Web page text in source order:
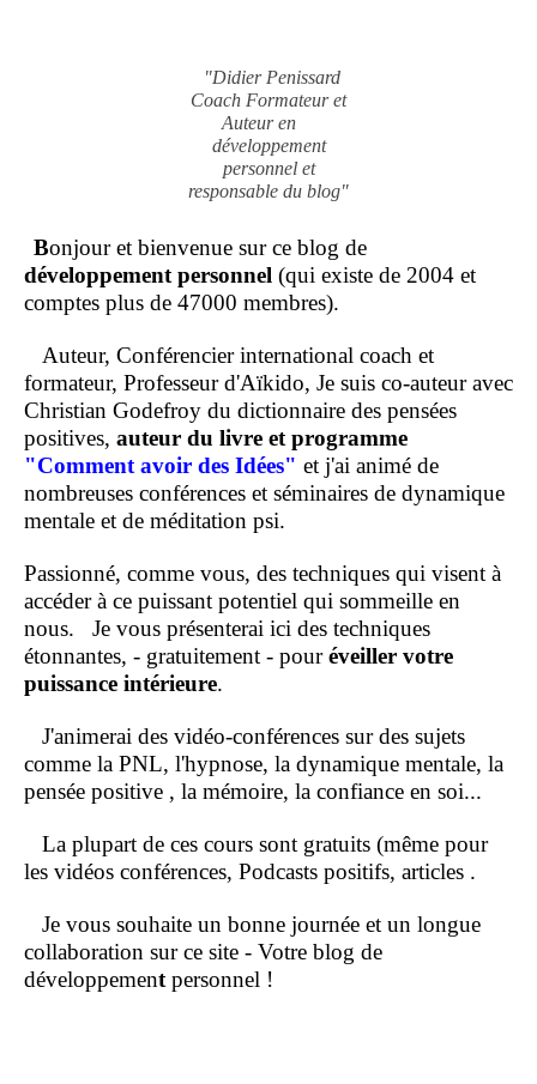
"Didier Penissard
Coach Formateur et
Auteur en
développement
personnel et
responsable du blog"
Bonjour et bienvenue sur ce blog de
développement personnel (qui existe de 2004 et
comptes plus de 47000 membres).
Auteur, Conférencier international coach et
formateur, Professeur d'Aïkido, Je suis co-auteur avec
Christian Godefroy du dictionnaire des pensées
positives, auteur du livre et programme
"Comment avoir des Idées" et j'ai animé de
nombreuses conférences et séminaires de dynamique
mentale et de méditation psi.
Passionné, comme vous, des techniques qui visent à
accéder à ce puissant potentiel qui sommeille en
nous. Je vous présenterai ici des techniques
étonnantes, - gratuitement - pouréveiller votre
puissance intérieure.
J'animerai des vidéo-conférences sur des sujets
comme la PNL, l'hypnose, la dynamique mentale, la
pensée positive , la mémoire, la confiance en soi...
La plupart de ces cours sont gratuits (même pour
les vidéos conférences, Podcasts positifs, articles .
Je vous souhaite un bonne journée et un longue
collaboration sur ce site - Votre blog de
développementpersonnel !